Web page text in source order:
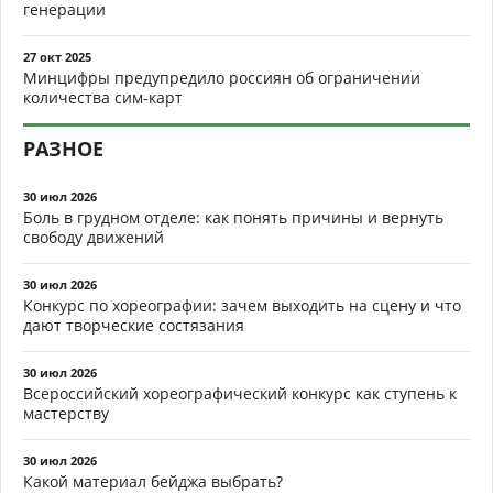
генерации
27 окт 2025
Минцифры предупредило россиян об ограничении
количества сим-карт
РАЗНОЕ
30 июл 2026
Боль в грудном отделе: как понять причины и вернуть
свободу движений
30 июл 2026
Конкурс по хореографии: зачем выходить на сцену и что
дают творческие состязания
30 июл 2026
Всероссийский хореографический конкурс как ступень к
мастерству
30 июл 2026
Какой материал бейджа выбрать?